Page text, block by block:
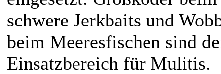
schwere Jerkbaits und
beim Meeresfischen sind
Einsatzbereich für Mulitis.